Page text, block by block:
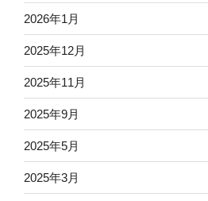
2026年1月
2025年12月
2025年11月
2025年9月
2025年5月
2025年3月